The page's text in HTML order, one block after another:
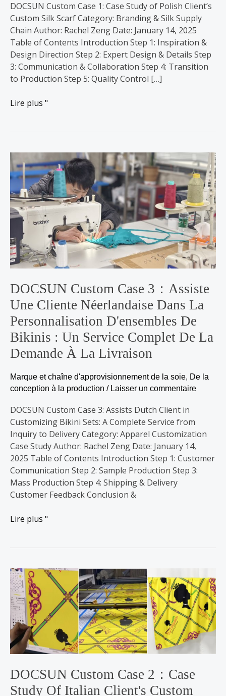
DOCSUN Custom Case 1: Case Study of Polish Client’s
Custom Silk Scarf Category: Branding & Silk Supply
Chain Author: Rachel Zeng Date: January 14, 2025
Table of Contents Introduction Step 1: Inspiration &
Design Direction Step 2: Expert Design & Details Step
3: Communication & Collaboration Step 4: Transition
to Production Step 5: Quality Control […]
Lire plus "
DOCSUN Custom Case 3：Assiste
Une Cliente Néerlandaise Dans La
Personnalisation D'ensembles De
Bikinis : Un Service Complet De La
Demande À La Livraison
Marque et chaîne d'approvisionnement de la soie, De la
conception à la production / Laisser un commentaire
DOCSUN Custom Case 3: Assists Dutch Client in
Customizing Bikini Sets: A Complete Service from
Inquiry to Delivery Category: Apparel Customization
Case Study Author: Rachel Zeng Date: January 14,
2025 Table of Contents Introduction Step 1: Customer
Communication Step 2: Sample Production Step 3:
Mass Production Step 4: Shipping & Delivery
Customer Feedback Conclusion &
DOCSUN
Custom
Case
3：
Assiste
une
cliente
néerlandaise
dans
la
d'ensembles
de
bikinis
:
Un
service
de
la
à
la
livraison
Lire plus "
DOCSUN Custom Case 2：Case
Study Of Italian Client's Custom
DOCSUN
Custom
Case
2：
Case
Study
of
Client's
Custom